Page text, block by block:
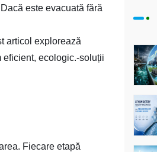
este evacuată fără
articol explorează
eficient, ecologic.-soluții
Fiecare etapă